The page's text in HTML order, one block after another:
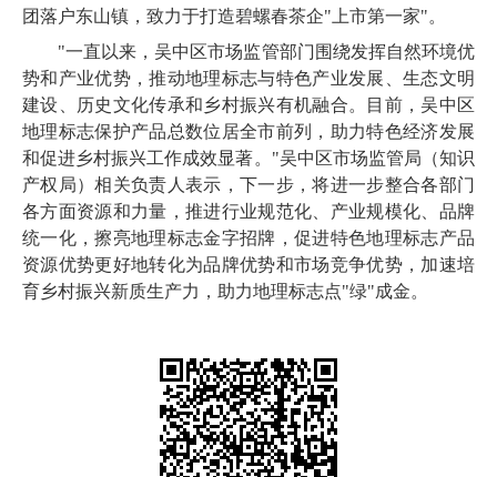
团落户东山镇，致力于打造碧螺春茶企"上市第一家"。
"一直以来，吴中区市场监管部门围绕发挥自然环境优
势和产业优势，推动地理标志与特色产业发展、生态文明
建设、历史文化传承和乡村振兴有机融合。目前，吴中区
地理标志保护产品总数位居全市前列，助力特色经济发展
和促进乡村振兴工作成效显著。"吴中区市场监管局（知识
产权局）相关负责人表示，下一步，将进一步整合各部门
各方面资源和力量，推进行业规范化、产业规模化、品牌
统一化，擦亮地理标志金字招牌，促进特色地理标志产品
资源优势更好地转化为品牌优势和市场竞争优势，加速培
育乡村振兴新质生产力，助力地理标志点"绿"成金。